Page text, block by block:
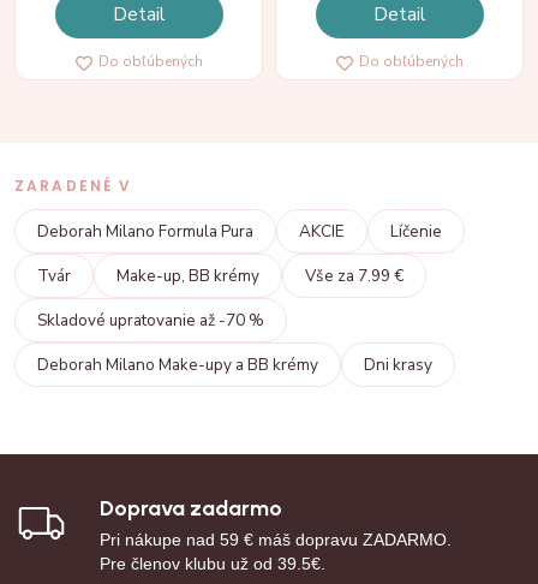
Detail
Do obľúbených
Detail
Do obľúbených
ZARADENÉ V
Deborah Milano Formula Pura AKCIE
Líčenie
Tvár
Make-up, BB krémy
Vše za 7.99 €
Skladové upratovanie až -70 %
Deborah Milano Make-upy a BB krémy
Dni krasy
Doprava zadarmo
Pri nákupe nad 59 € máš dopravu ZADARMO.
Pre členov klubu už od 39.5€.